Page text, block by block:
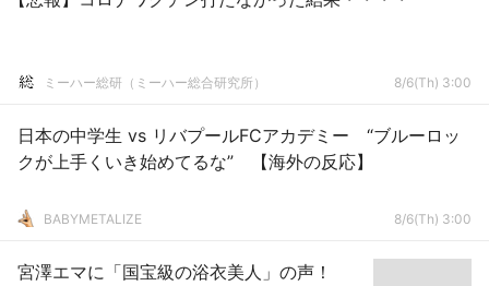
ミーハー総研（ミーハー総合研究所） 8/6(Th) 3:00
日本の中学生 vs リバプールFCアカデミー “ブルーロッ
クが上手くいき始めてるな” 【海外の反応】
BABYMETALIZE 8/6(Th) 3:00
宮澤エマに「国宝級の浴衣美人」の声！